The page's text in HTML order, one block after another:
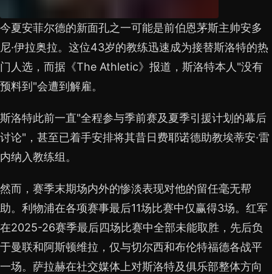
今夏安菲尔德的新面孔之一可能是前伯恩茅斯主帅安多
尼·伊拉奥拉。这位43岁的教练迅速成为接替斯洛特的热
门人选，而据《The Athletic》报道，斯洛特本人"没有
预料到"会遭到解雇。
斯洛特此前一直"全程参与季前赛及夏季引援计划的幕后
讨论"，甚至已着手安排将其昔日费耶诺德助教埃蒂安·雷
内纳入教练组。
然而，赛季末期场内外的惨淡表现对他的留任毫无帮
助。利物浦在各项赛事最后11场比赛中仅赢得3场。红军
在2025-26赛季最后四场比赛中全部未能取胜，先后负
于曼联和阿斯顿维拉，仅与切尔西和布伦特福德各战平
一场。萨拉赫在社交媒体上对斯洛特及俱乐部整体方向